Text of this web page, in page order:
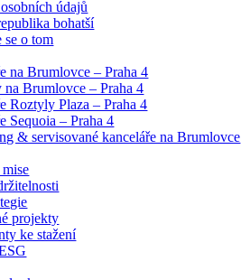
údajů
bohatší
se o tom
na Brumlovce – Praha 4
na Brumlovce – Praha 4
Roztyly Plaza – Praha 4
Sequoia – Praha 4
& servisované kanceláře na Brumlovce
projekty
ke stažení